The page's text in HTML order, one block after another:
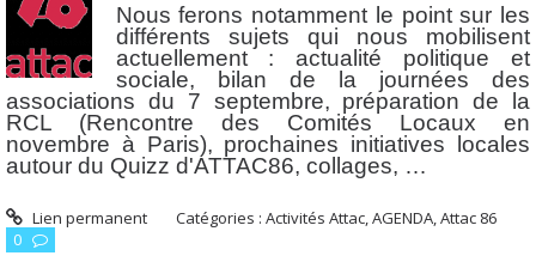
Nous ferons notamment le point sur les
différents sujets qui nous mobilisent
actuellement : actualité politique et
sociale, bilan de la journées des
associations du 7 septembre, préparation de la
RCL (Rencontre des Comités Locaux en
novembre à Paris), prochaines initiatives locales
autour du Quizz d'ATTAC86, collages, …
Lien permanent Catégories :Activités Attac,AGENDA,Attac 86
0